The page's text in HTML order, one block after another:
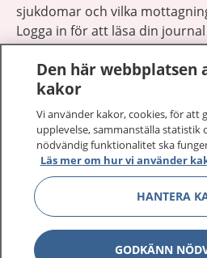
sjukdomar och vilka
Logga in för att läsa din
vårdärenden. Ring
sjukvårdsrådgivning dygnet
1177 ger dig råd när du vill må
1177 på flera språk
Om 1177
Den här webbplatsen
kakor
Vi använder kakor, cookies, för att
upplevelse, sammanställa statistik
nödvändig funktionalitet ska
Läs mer om hur vi använder
HANTERA
GODKÄNN